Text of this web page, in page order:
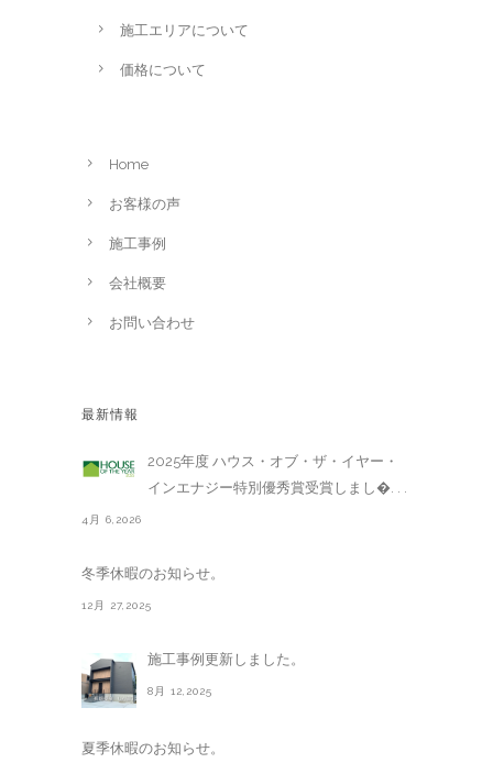
施工エリアについて
価格について
Home
お客様の声
施工事例
会社概要
お問い合わせ
最新情報
2025年度 ハウス・オブ・ザ・イヤー・
インエナジー特別優秀賞受賞しまし�. . .
4月 6,2026
冬季休暇のお知らせ。
12月 27,2025
施工事例更新しました。
8月 12,2025
夏季休暇のお知らせ。